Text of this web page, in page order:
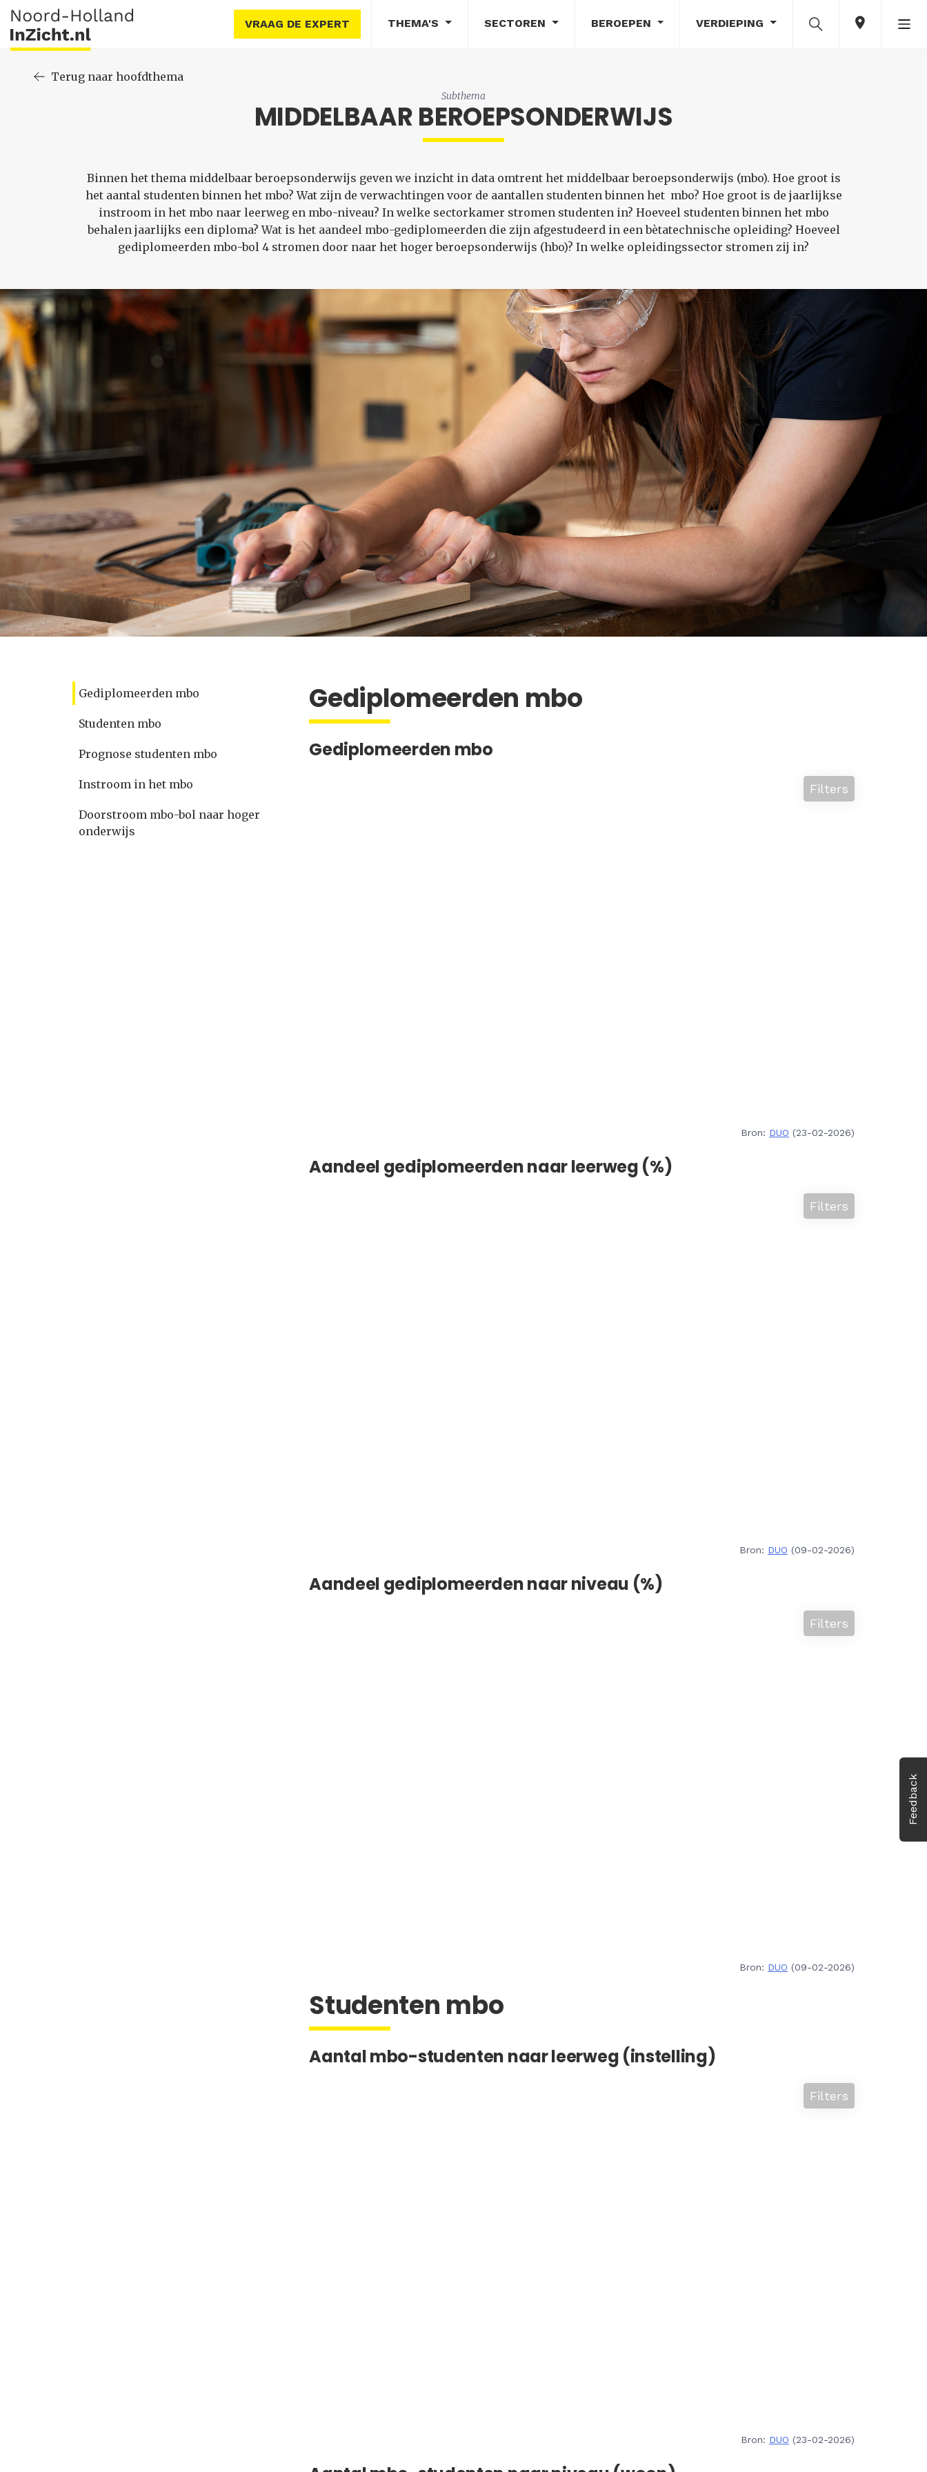
VRAAG DE EXPERT THEMA'S SECTOREN BEROEPEN VERDIEPING
Feedback
Terug naar hoofdthema
Subthema
MIDDELBAAR BEROEPSONDERWIJS
Binnen het thema middelbaar beroepsonderwijs geven we inzicht in data omtrent het middelbaar beroepsonderwijs (mbo). Hoe groot is
het aantal studenten binnen het mbo? Wat zijn de verwachtingen voor de aantallen studenten binnen het mbo? Hoe groot is de jaarlijkse
instroom in het mbo naar leerweg en mbo-niveau? In welke sectorkamer stromen studenten in? Hoeveel studenten binnen het mbo
behalen jaarlijks een diploma? Wat is het aandeel mbo-gediplomeerden die zijn afgestudeerd in een bètatechnische opleiding? Hoeveel
gediplomeerden mbo-bol 4 stromen door naar het hoger beroepsonderwijs (hbo)? In welke opleidingssector stromen zij in?
Gediplomeerden mbo
Studenten mbo
Prognose studenten mbo
Instroom in het mbo
Doorstroom mbo-bol naar hoger
onderwijs
Gediplomeerden mbo
Gediplomeerden mbo
Filters
Bron: DUO (23-02-2026)
Aandeel gediplomeerden naar leerweg (%)
Filters
Bron: DUO (09-02-2026)
Aandeel gediplomeerden naar niveau (%)
Filters
Bron: DUO (09-02-2026)
Studenten mbo
Aantal mbo-studenten naar leerweg (instelling)
Filters
Bron: DUO (23-02-2026)